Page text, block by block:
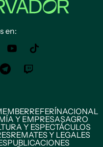
en:
REFERÍNACIONAL
Y EMPRESASAGRO
Y ESPECTÁCULOS
REMATES Y LEGALES
PUBLICACIONES